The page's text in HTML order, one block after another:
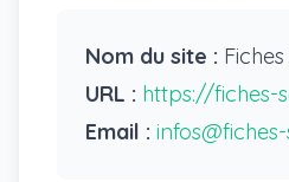
Nom du site :
URL : https://fiches-
Email :